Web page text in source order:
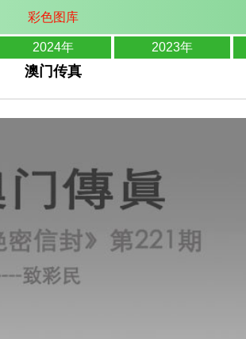
彩色图库
2024年 2023年
澳门传真